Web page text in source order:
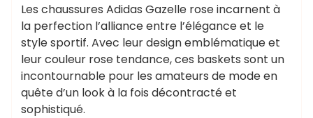
Les chaussures Adidas Gazelle rose incarnent à
la perfection l’alliance entre l’élégance et le
style sportif. Avec leur design emblématique et
leur couleur rose tendance, ces baskets sont un
incontournable pour les amateurs de mode en
quête d’un look à la fois décontracté et
sophistiqué.